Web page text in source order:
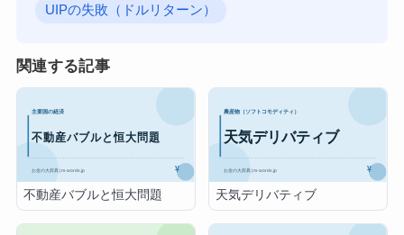
UIPの失敗（ドルリターン）
関連する記事
不動産バブルと恒大問題 天気デリバティブ